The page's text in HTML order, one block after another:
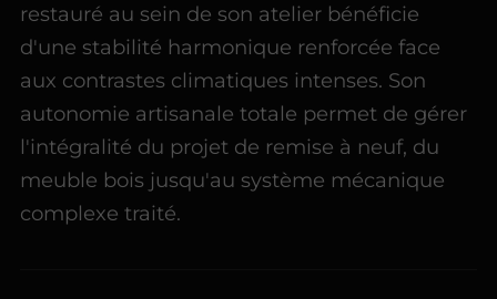
restauré au sein de son atelier bénéficie
d'une stabilité harmonique renforcée face
aux contrastes climatiques intenses. Son
autonomie artisanale totale permet de gérer
l'intégralité du projet de remise à neuf, du
meuble bois jusqu'au système mécanique
complexe traité.